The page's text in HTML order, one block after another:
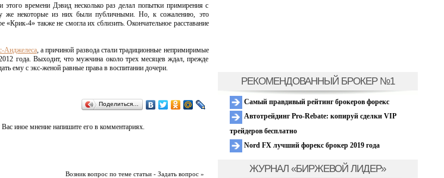
этого времени Дэвид несколько раз делал попытки примирения с
же некоторые из них были публичными. Но, к сожалению, это
4» также не смогла их сблизить. Окончательное расставание
Анджелеса, а причиной развода стали традиционные непримиримые
года. Выходит, что мужчина около трех месяцев ждал, прежде
ему с экс-женой равные права в воспитании дочери.
Поделиться…
иное мнение напишите его в комментариях.
Возник вопрос по теме статьи - Задать вопрос »
РЕКОМЕНДОВАННЫЙ БРОКЕР №1
Самый правдивый рейтинг брокеров форекс
Автотрейдинг Pro-Rebate: копируй сделки VIP
трейдеров бесплатно
Nord FX лучший форекс брокер 2019 года
ЖУРНАЛ «БИРЖЕВОЙ ЛИДЕР»